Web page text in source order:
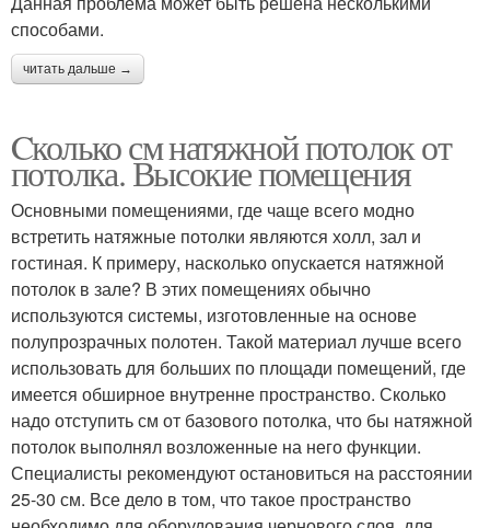
способами.
читать дальше →
Cколько см натяжной потолок от
потолка. Высокие помещения
Основными помещениями, где чаще всего модно
встретить натяжные потолки являются холл, зал и
гостиная. К примеру, насколько опускается натяжной
потолок в зале? В этих помещениях обычно
используются системы, изготовленные на основе
полупрозрачных полотен. Такой материал лучше всего
использовать для больших по площади помещений, где
имеется обширное внутренне пространство. Сколько
надо отступить см от базового потолка, что бы натяжной
потолок выполнял возложенные на него функции.
Специалисты рекомендуют остановиться на расстоянии
25-30 см. Все дело в том, что такое пространство